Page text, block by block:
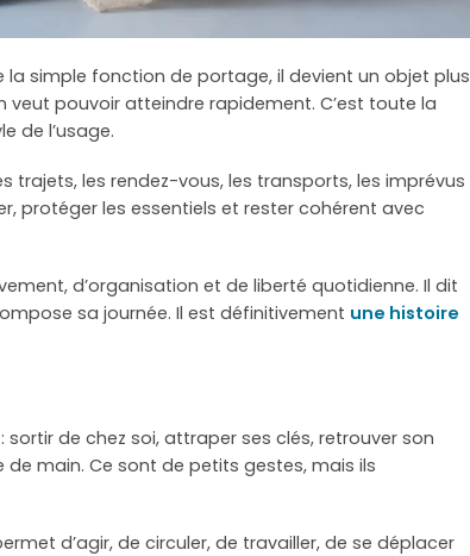
la simple fonction de portage, il devient un objet plus
veut pouvoir atteindre rapidement. C’est toute la
de l’usage.
les rendez-vous, les transports, les imprévus
protéger les essentiels et rester cohérent avec
d’organisation et de liberté quotidienne. Il dit
sa journée. Il est définitivement une histoire
de chez soi, attraper ses clés, retrouver son
main. Ce sont de petits gestes, mais ils
d’agir, de circuler, de travailler, de se déplacer